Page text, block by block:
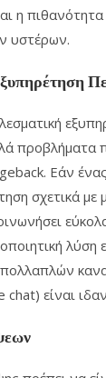
η
υστέρων.
προβλήματα
Εάν
σχετικά με
λύση
είναι